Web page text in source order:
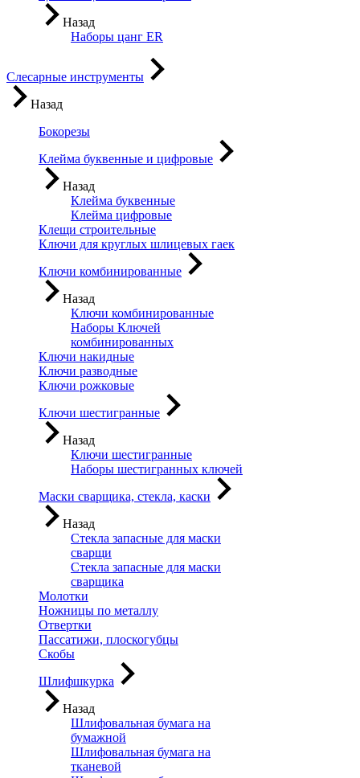
Назад
Наборы цанг ER
Слесарные инструменты
Назад
Бокорезы
Клейма буквенные и цифровые
Назад
Клейма буквенные
Клейма цифровые
Клещи строительные
Ключи для круглых шлицевых гаек
Ключи комбинированные
Назад
Ключи комбинированные
Наборы Ключей
комбинированных
Ключи накидные
Ключи разводные
Ключи рожковые
Ключи шестигранные
Назад
Ключи шестигранные
Наборы шестигранных ключей
Маски сварщика, стекла, каски
Назад
Стекла запасные для маски
сварщи
Стекла запасные для маски
сварщика
Молотки
Ножницы по металлу
Отвертки
Пассатижи, плоскогубцы
Скобы
Шлифшкурка
Назад
Шлифовальная бумага на
бумажной
Шлифовальная бумага на
тканевой